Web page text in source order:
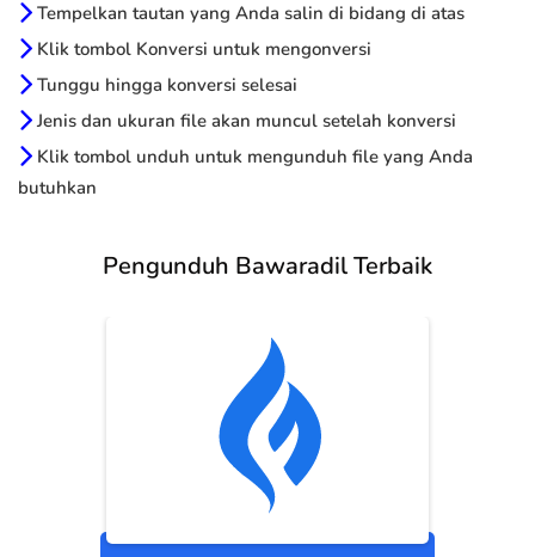
Tempelkan tautan yang Anda salin di bidang di atas
Klik tombol Konversi untuk mengonversi
Tunggu hingga konversi selesai
Jenis dan ukuran file akan muncul setelah konversi
Klik tombol unduh untuk mengunduh file yang Anda
butuhkan
Pengunduh Bawaradil Terbaik